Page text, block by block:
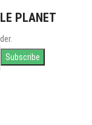
PLANET